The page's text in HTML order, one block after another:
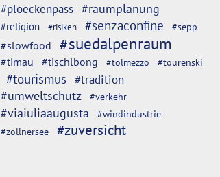
#ploeckenpass #raumplanung
#religion #risiken #senzaconfine #sepp
#slowfood #suedalpenraum
#timau #tischlbong #tolmezzo #tourenski
#tourismus #tradition
#umweltschutz
#verkehr
#viaiuliaaugusta #windindustrie
#zollnersee #zuversicht